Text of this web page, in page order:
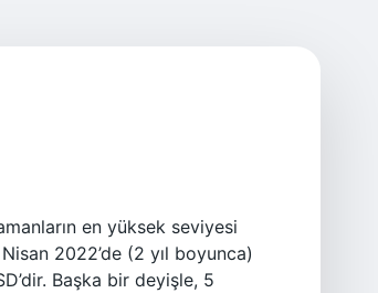
en yüksek seviyesi
2022’de (2 yıl boyunca)
Başka bir deyişle, 5